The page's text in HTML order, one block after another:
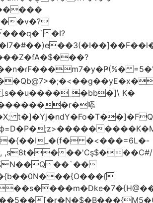
�v�?
�I?
K�
�<���=6L�-
,s8t����'Cş$���C#/
��`��